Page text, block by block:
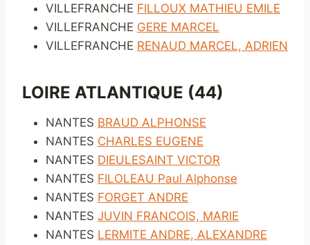
VILLEFRANCHE FILLOUX MATHIEU EMILE
VILLEFRANCHE GERE MARCEL
VILLEFRANCHE RENAUD MARCEL, ADRIEN
LOIRE ATLANTIQUE (44)
NANTES BRAUD ALPHONSE
NANTES CHARLES EUGENE
NANTES DIEULESAINT VICTOR
NANTES FILOLEAU Paul Alphonse
NANTES FORGET ANDRE
NANTES JUVIN FRANCOIS, MARIE
NANTES LERMITE ANDRE, ALEXANDRE